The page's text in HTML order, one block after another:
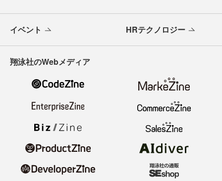
イベント HRテクノロジー
翔泳社のWebメディア